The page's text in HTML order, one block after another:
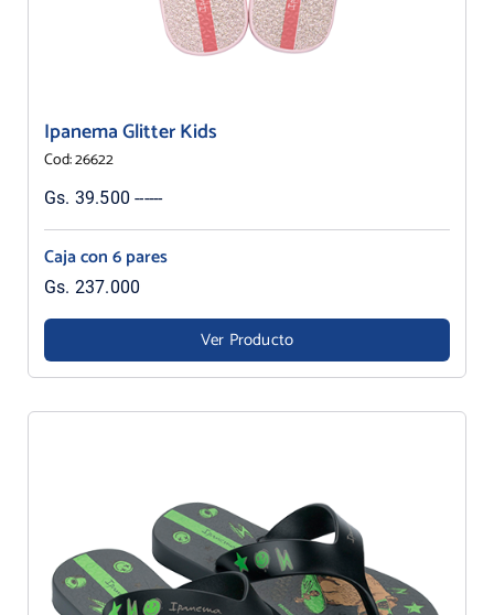
Ipanema Glitter Kids
Cod: 26622
Gs. 39.500 ------
Caja con 6 pares
Gs. 237.000
Ver Producto